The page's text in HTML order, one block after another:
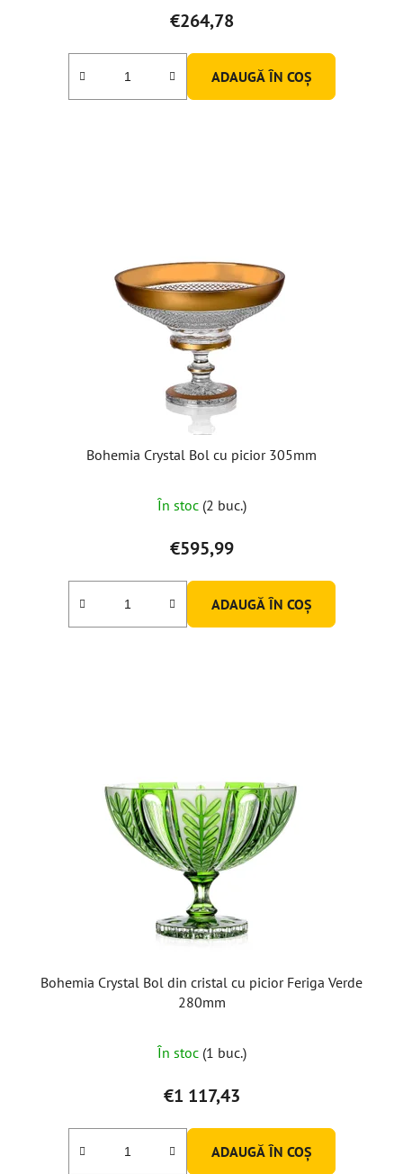
a
produsului
este
5,0
€264,78
ADAUGĂ ÎN COŞ
Bohemia Crystal Bol cu picior 305mm
În stoc (2 buc.)
€595,99
ADAUGĂ ÎN COŞ
Bohemia Crystal Bol din cristal cu picior Feriga Verde
280mm
În stoc (1 buc.)
€1 117,43
ADAUGĂ ÎN COŞ